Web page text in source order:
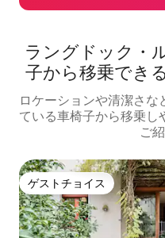
ラングドック・
子から移乗でき
ロケーションや清潔さ
ている車椅子から移乗し
ご
ゲストチョイス
ゲストチョイス